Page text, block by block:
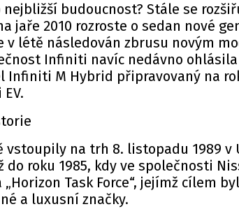
nejbližší budoucnost? Stále se
jaře 2010 rozroste o sedan nové
létě následován zbrusu novým
Infiniti navíc nedávno
Infiniti M Hybrid připravovaný na
na trh 8. listopadu 1989 v
do roku 1985, kdy ve společnosti
Task Force“, jejímž cílem
a luxusní značky.